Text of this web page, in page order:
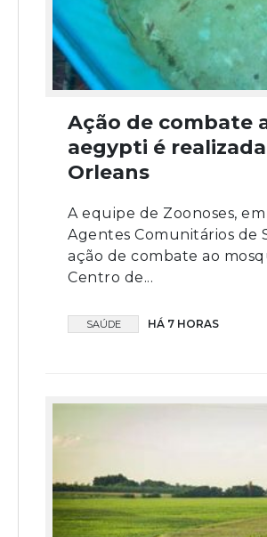
Ação de combate
aegypti é
Orleans
A equipe de Zoonoses,
Agentes Comunitários de
ação de combate ao
Centro de...
SAÚDE HÁ 7 HORAS